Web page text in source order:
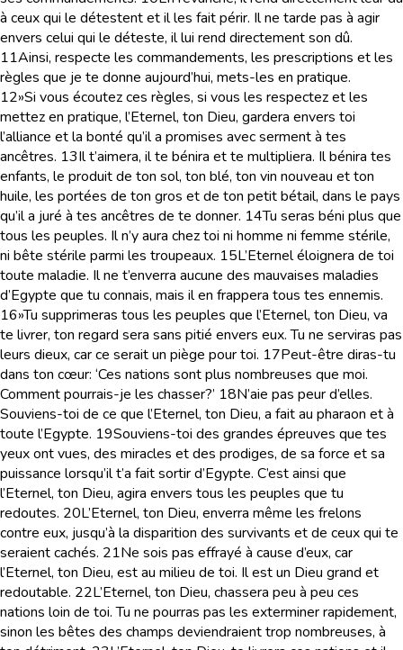
à ceux qui le détestent et il les fait périr. Il ne tarde pas à agir
envers celui qui le déteste, il lui rend directement son dû.
11Ainsi, respecte les commandements, les prescriptions et les
règles que je te donne aujourd’hui, mets-les en pratique.
12»Si vous écoutez ces règles, si vous les respectez et les
mettez en pratique, l’Eternel, ton Dieu, gardera envers toi
l’alliance et la bonté qu’il a promises avec serment à tes
ancêtres. 13Il t’aimera, il te bénira et te multipliera. Il bénira tes
enfants, le produit de ton sol, ton blé, ton vin nouveau et ton
huile, les portées de ton gros et de ton petit bétail, dans le pays
qu’il a juré à tes ancêtres de te donner. 14Tu seras béni plus que
tous les peuples. Il n’y aura chez toi ni homme ni femme stérile,
ni bête stérile parmi les troupeaux. 15L’Eternel éloignera de toi
toute maladie. Il ne t’enverra aucune des mauvaises maladies
d’Egypte que tu connais, mais il en frappera tous tes ennemis.
16»Tu supprimeras tous les peuples que l’Eternel, ton Dieu, va
te livrer, ton regard sera sans pitié envers eux. Tu ne serviras pas
leurs dieux, car ce serait un piège pour toi. 17Peut-être diras-tu
dans ton cœur: ‘Ces nations sont plus nombreuses que moi.
Comment pourrais-je les chasser?’ 18N’aie pas peur d’elles.
Souviens-toi de ce que l’Eternel, ton Dieu, a fait au pharaon et à
toute l’Egypte. 19Souviens-toi des grandes épreuves que tes
yeux ont vues, des miracles et des prodiges, de sa force et sa
puissance lorsqu’il t’a fait sortir d’Egypte. C’est ainsi que
l’Eternel, ton Dieu, agira envers tous les peuples que tu
redoutes. 20L’Eternel, ton Dieu, enverra même les frelons
contre eux, jusqu’à la disparition des survivants et de ceux qui te
seraient cachés. 21Ne sois pas effrayé à cause d’eux, car
l’Eternel, ton Dieu, est au milieu de toi. Il est un Dieu grand et
redoutable. 22L’Eternel, ton Dieu, chassera peu à peu ces
nations loin de toi. Tu ne pourras pas les exterminer rapidement,
sinon les bêtes des champs deviendraient trop nombreuses, à